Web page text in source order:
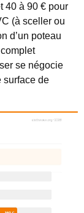
40 à 90 € pour
(à sceller ou
d’un poteau
se négocie
surface de